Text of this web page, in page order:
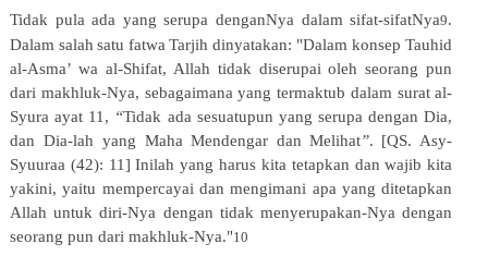
Tidak pula ada yang serupa denganNya dalam sifat-sifatNya9.
Dalam salah satu fatwa Tarjih dinyatakan: "Dalam konsep Tauhid
al-Asma’ wa al-Shifat, Allah tidak diserupai oleh seorang pun
dari makhluk-Nya, sebagaimana yang termaktub dalam surat al-
Syura ayat 11, “Tidak ada sesuatupun yang serupa dengan Dia,
dan Dia-lah yang Maha Mendengar dan Melihat”. [QS. Asy-
Syuuraa (42): 11] Inilah yang harus kita tetapkan dan wajib kita
yakini, yaitu mempercayai dan mengimani apa yang ditetapkan
Allah untuk diri-Nya dengan tidak menyerupakan-Nya dengan
seorang pun dari makhluk-Nya."10